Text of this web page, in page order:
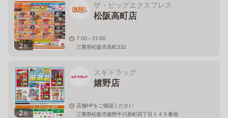
2枚
ザ・ビッグエクスプレス
松阪高町店
7:00～21:00
三重県松阪市高町332
2枚
スギドラッグ
嬉野店
店舗HPをご確認ください
三重県松阪市嬉野中川新町四丁目１４５番地